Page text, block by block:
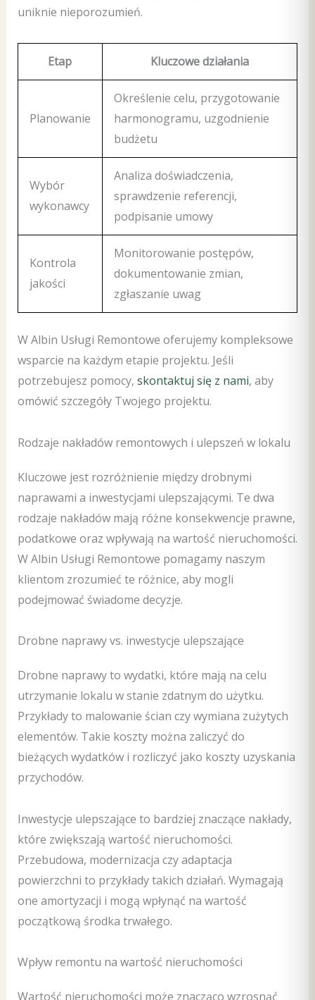
uniknie nieporozumień.
Etap Kluczowe działania
Planowanie
Określenie celu, przygotowanie
harmonogramu, uzgodnienie
budżetu
Wybór
wykonawcy
Analiza doświadczenia,
sprawdzenie referencji,
podpisanie umowy
Kontrola
jakości
Monitorowanie postępów,
dokumentowanie zmian,
zgłaszanie uwag
W Albin Usługi Remontowe oferujemy kompleksowe
wsparcie na każdym etapie projektu. Jeśli
potrzebujesz pomocy, skontaktuj się z nami, aby
omówić szczegóły Twojego projektu.
Rodzaje nakładów remontowych i ulepszeń w lokalu
Kluczowe jest rozróżnienie między drobnymi
naprawami a inwestycjami ulepszającymi. Te dwa
rodzaje nakładów mają różne konsekwencje prawne,
podatkowe oraz wpływają na wartość nieruchomości.
W Albin Usługi Remontowe pomagamy naszym
klientom zrozumieć te różnice, aby mogli
podejmować świadome decyzje.
Drobne naprawy vs. inwestycje ulepszające
Drobne naprawy to wydatki, które mają na celu
utrzymanie lokalu w stanie zdatnym do użytku.
Przykłady to malowanie ścian czy wymiana zużytych
elementów. Takie koszty można zaliczyć do
bieżących wydatków i rozliczyć jako koszty uzyskania
przychodów.
Inwestycje ulepszające to bardziej znaczące nakłady,
które zwiększają wartość nieruchomości.
Przebudowa, modernizacja czy adaptacja
powierzchni to przykłady takich działań. Wymagają
one amortyzacji i mogą wpłynąć na wartość
początkową środka trwałego.
Wpływ remontu na wartość nieruchomości
Wartość nieruchomości może znacząco wzrosnąć